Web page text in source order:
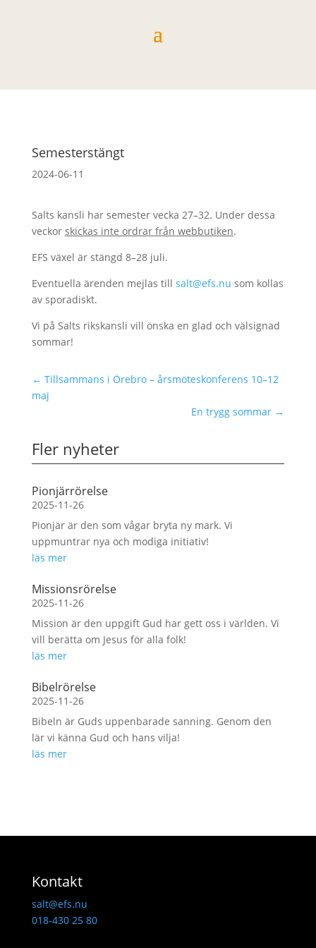
Semesterstängt
2024-06-11
Salts kansli har semester vecka 27–32. Under dessa
veckor skickas inte ordrar från webbutiken.
EFS växel är stängd 8–28 juli.
Eventuella ärenden mejlas till salt@efs.nu som kollas
av sporadiskt.
Vi på Salts rikskansli vill önska en glad och välsignad
sommar!
← Tillsammans i Örebro – årsmöteskonferens 10–12
maj
En trygg sommar →
Fler nyheter
Pionjärrörelse
2025-11-26
Pionjär är den som vågar bryta ny mark. Vi
uppmuntrar nya och modiga initiativ!
läs mer
Missionsrörelse
2025-11-26
Mission är den uppgift Gud har gett oss i världen. Vi
vill berätta om Jesus för alla folk!
läs mer
Bibelrörelse
2025-11-26
Bibeln är Guds uppenbarade sanning. Genom den
lär vi känna Gud och hans vilja!
läs mer
Kontakt
salt@efs.nu
018-430 25 80